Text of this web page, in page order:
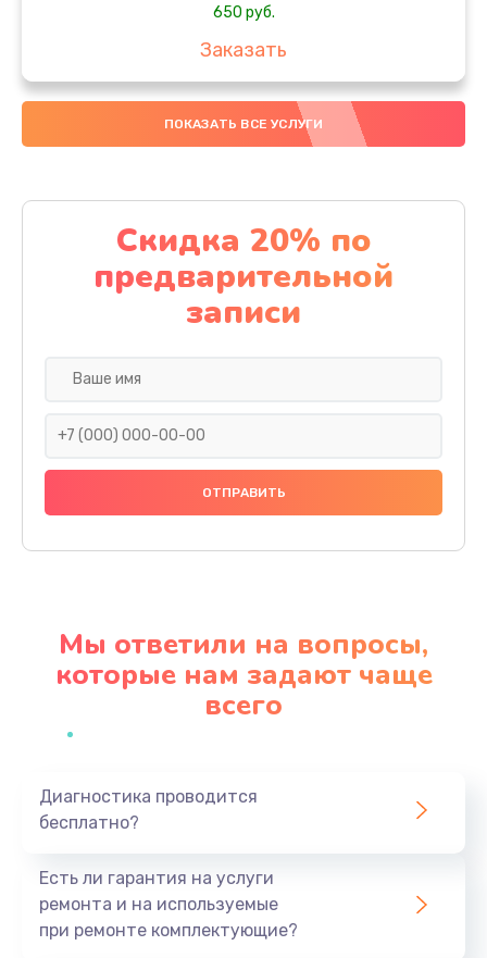
650 руб.
Заказать
Замена аккумулятора
4000 руб.
Замена материнской платы
1100 руб.
Заказать
Замена праймера
1000 руб.
Заказать
Профилактическая чистка
Заказать
ПОКАЗАТЬ ВСЕ УСЛУГИ
Скидка 20% по
предварительной
записи
Мы ответили на вопросы,
которые нам задают чаще
всего
Диагностика проводится
бесплатно?
Есть ли гарантия на услуги
ремонта и на используемые
при ремонте комплектующие?